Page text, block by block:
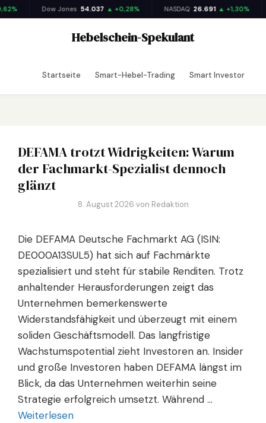
Dow Jones 54.037 ▲ +0,28% NASDAQ 26.691 ▲ +1,30%
Hebelschein-Spekulant
Startseite Smart-Hebel-Trading Smart Investor
DEFAMA trotzt Widrigkeiten: Warum
der Fachmarkt-Spezialist dennoch
glänzt
8. August 2026 von Redaktion
Die DEFAMA Deutsche Fachmarkt AG (ISIN:
DE000A13SUL5) hat sich auf Fachmärkte
spezialisiert und steht für stabile Renditen. Trotz
anhaltender Herausforderungen zeigt das
Unternehmen bemerkenswerte
Widerstandsfähigkeit und überzeugt mit einem
soliden Geschäftsmodell. Das langfristige
Wachstumspotential zieht Investoren an. Insider
und große Investoren haben DEFAMA längst im
Blick, da das Unternehmen weiterhin seine
Strategie erfolgreich umsetzt. Während …
Weiterlesen